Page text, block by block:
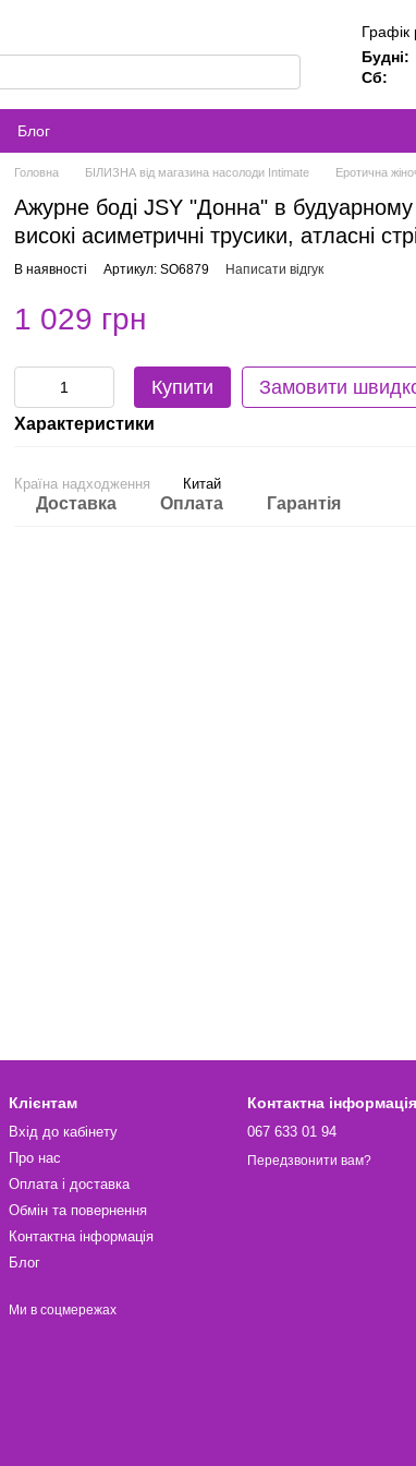
Графік
Будні:
Сб:
Блог
Головна БІЛИЗНА від магазина насолоди Intimate Еротична
Ажурне боді JSY "Донна" в будуарному
високі асиметричні трусики, атласні
В наявності Артикул: SO6879 Написати відгук
1 029 грн
Купити Замовити
Характеристики
Країна надходження Китай
Доставка Оплата Гарантія
Клієнтам
Вхід до кабінету
Про нас
Оплата і доставка
Обмін та повернення
Контактна інформація
Блог
Ми в соцмережах
Контактна інформація
067 633 01 94
Передзвонити вам?